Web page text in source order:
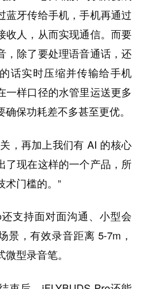
蓝牙传给手机，手机再通过
收人，从而实现通信。而要
，除了要处理语音通话，还
话实时压缩并传输给手机
一样口径的水管里运送更多
保功耗差不多甚至更优。
，再加上我们有 AI 的核心
了现在这样的一个产品，所
术门槛的。”
还支持面对面沟通、小型会
景，有效录音距离 5-7m，
型录音笔。